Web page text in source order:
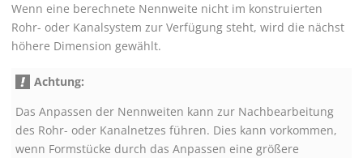
Wenn eine berechnete Nennweite nicht im konstruierten
Rohr- oder Kanalsystem zur Verfügung steht, wird die nächst
höhere Dimension gewählt.
Achtung:
Das Anpassen der Nennweiten kann zur Nachbearbeitung
des Rohr- oder Kanalnetzes führen. Dies kann vorkommen,
wenn Formstücke durch das Anpassen eine größere